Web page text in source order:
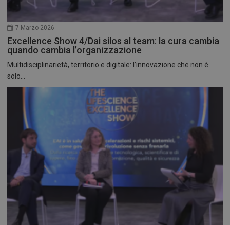
7 Marzo 2026
Excellence Show 4/Dai silos al team: la cura cambia
quando cambia l’organizzazione
Multidisciplinarietà, territorio e digitale: l’innovazione che non è
solo...